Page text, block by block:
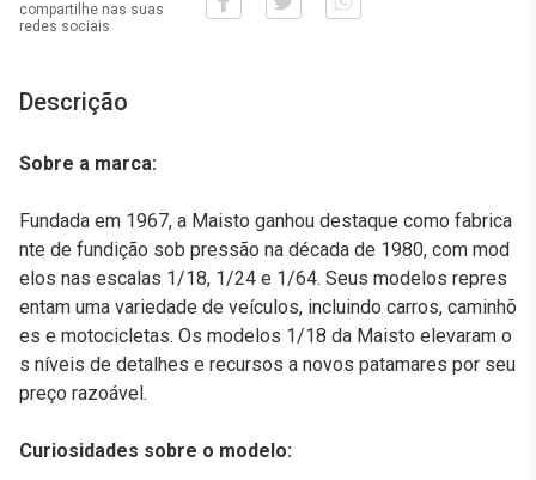
compartilhe nas suas
redes sociais
Descrição
Sobre a marca:
Fundada em 1967, a Maisto ganhou destaque como fabrica
nte de fundição sob pressão na década de 1980, com mod
elos nas escalas 1/18, 1/24 e 1/64. Seus modelos repres
entam uma variedade de veículos, incluindo carros, caminhõ
es e motocicletas. Os modelos 1/18 da Maisto elevaram o
s níveis de detalhes e recursos a novos patamares por seu
preço razoável.
Curiosidades sobre o modelo: